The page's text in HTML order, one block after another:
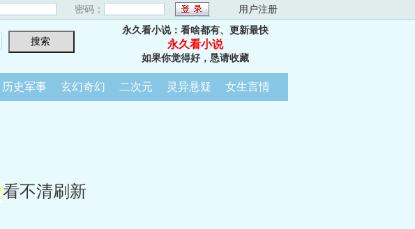
密码： 用户注册
永久看小说：看啥都有、更新最快
永久看小说
如果你觉得好，恳请收藏
历史军事 玄幻奇幻 二次元 灵异悬疑 女生言情
看不清刷新